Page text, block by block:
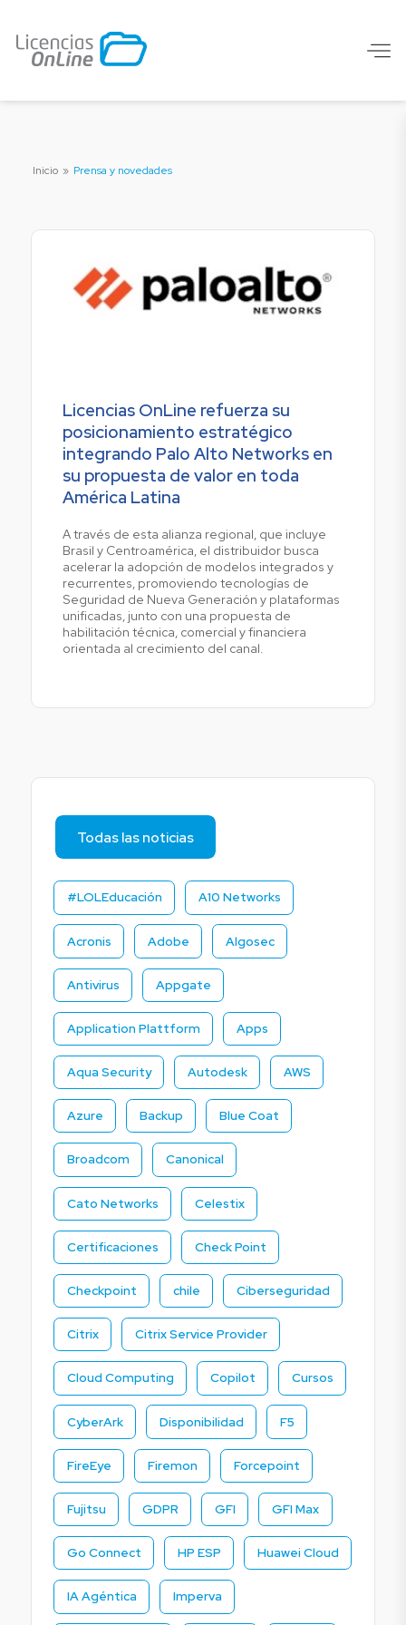
Inicio » Prensa y novedades
Todas las noticias
#LOLEducación A10 Networks
Acronis Adobe Algosec
Antivirus Appgate
Application Plattform Apps
Aqua Security Autodesk AWS
Azure Backup Blue Coat
Broadcom Canonical
Cato Networks Celestix
Certificaciones Check Point
Checkpoint chile Ciberseguridad
Citrix Citrix Service Provider
Cloud Computing Copilot Cursos
CyberArk Disponibilidad F5
FireEye Firemon Forcepoint
Fujitsu GDPR GFI GFI Max
Go Connect HP ESP Huawei Cloud
IA Agéntica Imperva
Licencias OnLine refuerza su
posicionamiento estratégico
integrando Palo Alto Networks en
su propuesta de valor en toda
América Latina
A través de esta alianza regional, que incluye
Brasil y Centroamérica, el distribuidor busca
acelerar la adopción de modelos integrados y
recurrentes, promoviendo tecnologías de
Seguridad de Nueva Generación y plataformas
unificadas, junto con una propuesta de
habilitación técnica, comercial y financiera
orientada al crecimiento del canal.